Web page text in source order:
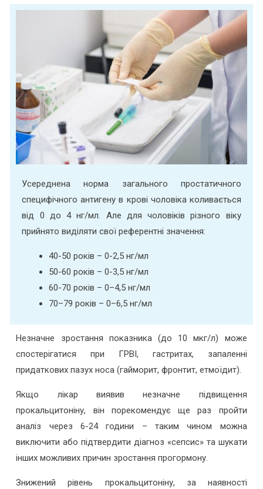
Усереднена норма загального простатичного
специфічного антигену в крові чоловіка коливається
від 0 до 4 нг/мл. Але для чоловіків різного віку
прийнято виділяти свої референтні значення:
40-50 років – 0-2,5 нг/мл
50-60 років – 0-3,5 нг/мл
60-70 років – 0–4,5 нг/мл
70–79 років – 0–6,5 нг/мл
Незначне зростання показника (до 10 мкг/л) може
спостерігатися при ГРВІ, гастритах, запаленні
придаткових пазух носа (гайморит, фронтит, етмоїдит).
Якщо лікар виявив незначне підвищення
прокальцитоніну, він порекомендує ще раз пройти
аналіз через 6-24 години – таким чином можна
виключити або підтвердити діагноз «сепсис» та шукати
інших можливих причин зростання прогормону.
Знижений рівень прокальцитоніну, за наявності